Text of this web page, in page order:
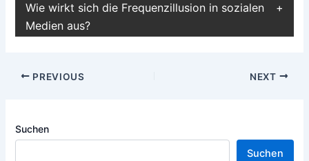
Wie wirkt sich die Frequenzillusion in sozialen
Medien aus?
Post
PREVIOUS NEXT
Suchen
Suchen